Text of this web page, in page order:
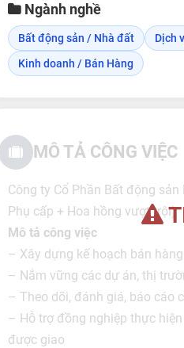
Ngành nghề
Bất động sản / Nhà đất Dịch
Kinh doanh / Bán Hàng
MÔ TẢ CÔNG VIỆC
Công ty Cổ Phần Bất động
Phụ cấp + Hoa hồng vượt trội)
Mô tả công việc
– Xây dựng kế hoạch bán
– Nắm vững các dự án, thị
– Theo dõi, đánh giá, báo cáo
– Hỗ trợ đồng nghiệp thực
được giao